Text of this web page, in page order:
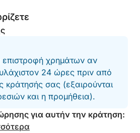
χρημάτων αν
24 ώρες πριν από
κράτησής σας (εξαιρούνται
και η προμήθεια).
για αυτήν την κράτηση: